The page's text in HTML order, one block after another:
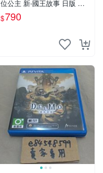
位公主 新‧國王故事 日版 日
文版 純日版 七位公主
$790